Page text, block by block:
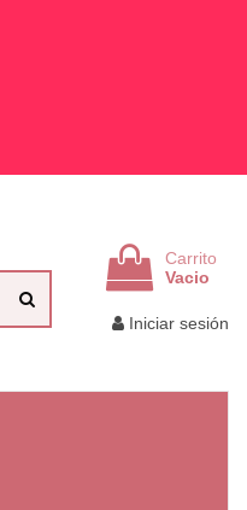
Carrito
Vacio
Iniciar sesión